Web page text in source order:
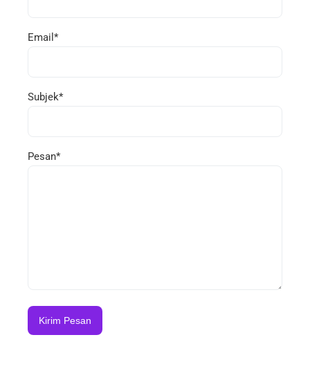
Email*
Subjek*
Pesan*